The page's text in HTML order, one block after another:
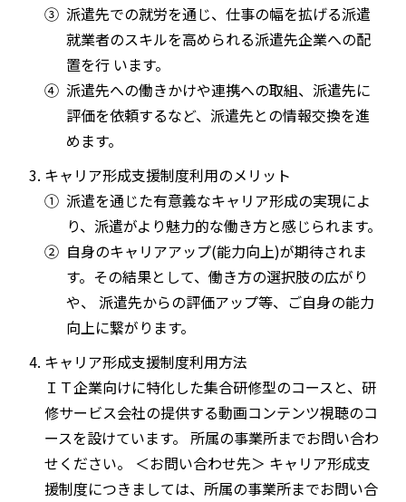
③ 派遣先での就労を通じ、仕事の幅を拡げる派遣
就業者のスキルを高められる派遣先企業への配
置を行 います。
④ 派遣先への働きかけや連携への取組、派遣先に
評価を依頼するなど、派遣先との情報交換を進
めます。
キャリア形成支援制度利用のメリット
① 派遣を通じた有意義なキャリア形成の実現によ
り、派遣がより魅力的な働き方と感じられます。
② 自身のキャリアアップ(能力向上)が期待されま
す。その結果として、働き方の選択肢の広がり
や、 派遣先からの評価アップ等、ご自身の能力
向上に繋がります。
キャリア形成支援制度利用方法
ＩＴ企業向けに特化した集合研修型のコースと、研
修サービス会社の提供する動画コンテンツ視聴のコ
ースを設けています。 所属の事業所までお問い合わ
せください。 ＜お問い合わせ先＞ キャリア形成支
援制度につきましては、所属の事業所までお問い合